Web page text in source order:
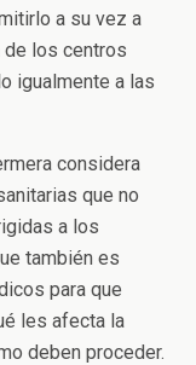
a su vez a
los centros
igualmente a las
considera
que no
a los
también es
para que
les afecta la
deben proceder.